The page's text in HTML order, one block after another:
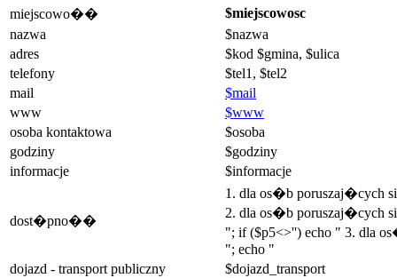
miejscowo��
$miejscowosc
nazwa
$nazwa
adres
$kod $gmina, $ulica
telefony
$tel1, $tel2
mail
$mail
www
$www
osoba kontaktowa
$osoba
godziny
$godziny
informacje
$informacje
dost�pno��
1. dla os�b poruszaj�cych
2. dla os�b poruszaj�cych
"; if ($p5<>'') echo " 3. dla
"; echo "
dojazd - transport publiczny
$dojazd_transport